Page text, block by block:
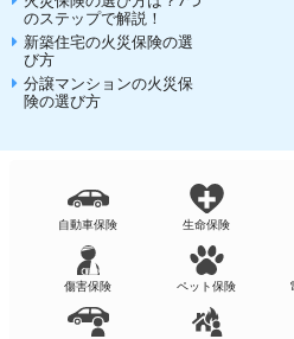
のステップで解説！
新築住宅の火災保険の選
び方
分譲マンションの火災保
険の選び方
自動車保険 生命保険
傷害保険 ペット保険